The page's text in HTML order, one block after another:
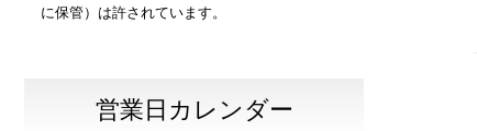
に保管）は許されています。
営業日カレンダー